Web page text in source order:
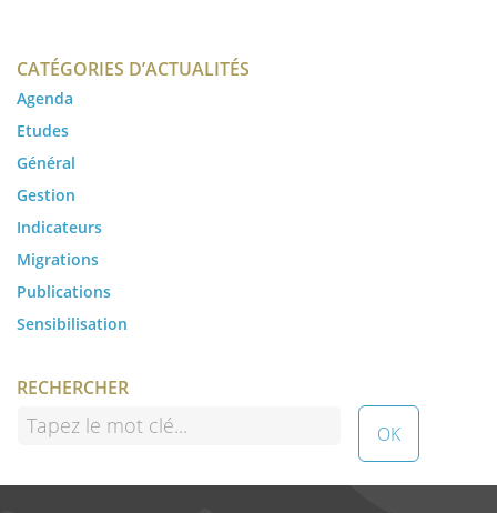
CATÉGORIES D’ACTUALITÉS
Agenda
Etudes
Général
Gestion
Indicateurs
Migrations
Publications
Sensibilisation
RECHERCHER